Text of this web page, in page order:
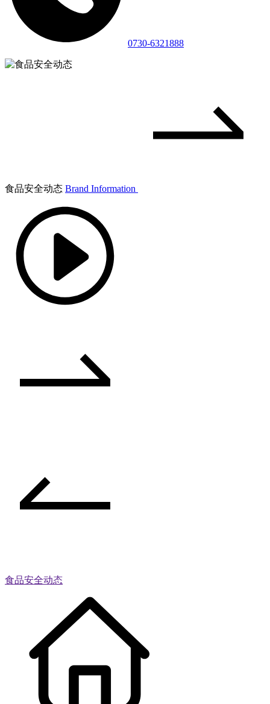
0730-6321888
食品安全动态 Brand Information
食品安全动态